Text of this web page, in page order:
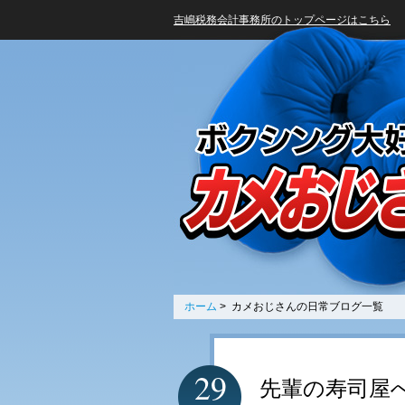
吉嶋税務会計事務所のトップページはこちら
ホーム > カメおじさんの日常ブログ一覧
先輩の寿司屋
29